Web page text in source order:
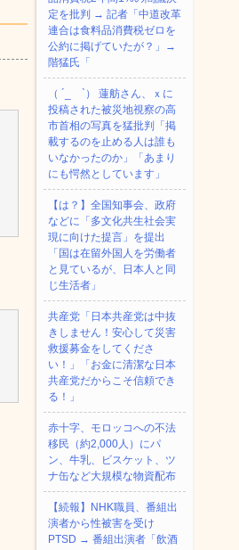
定を批判 → 記者「中道改革
連合は食料品消費税ゼロを
公約に掲げていたが？」→
階猛氏「
（ ´_ゝ`） 蓮舫さん、ｘに
投稿された被災地視察の高
市首相の写真を猛批判「掲
載するのを止める人は誰も
いなかったのか」「あまり
にも愕然としています」
【は？】全国知事会、政府
などに「多文化共生社会実
現に向けた提言」を提出
「国は在留外国人を労働者
と見ているが、日本人と同
じ生活者」
共産党「日本共産党は中抜
きしません！安心して災害
救援募金をしてくださ
い！」「お金に清潔な日本
共産党だからこそ信頼でき
る！」
赤十字、モロッコへの不法
移民（約2,000人）にパ
ン、牛乳、ビスケット、ツ
ナ缶など大規模な物資配布
【続報】NHK職員、番組出
演者から性被害を受け
PTSD → 番組出演者「飲酒